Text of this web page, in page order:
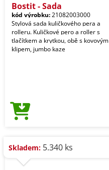
Bostit - Sada
kód výrobku:21082003000
Stylová sada kuličkového pera a
rolleru. Kuličkové pero a roller s
tlačítkem a krytkou, obě s kovovým
klipem, jumbo kaze
Skladem: 5.340 ks